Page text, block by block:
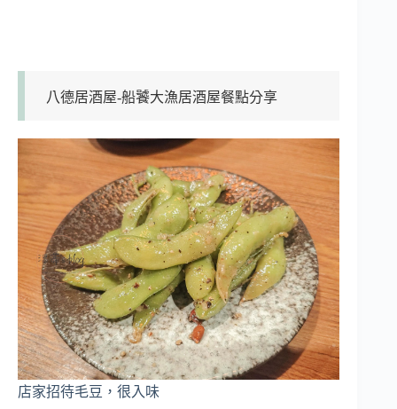
八德居酒屋-船饕大漁居酒屋餐點分享
店家招待毛豆，很入味